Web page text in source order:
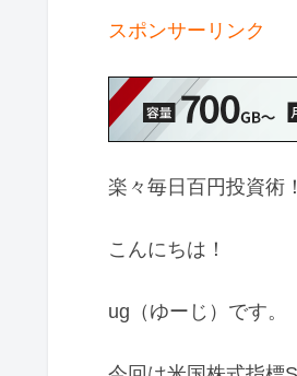
スポンサーリンク
楽々毎日百円投資術！
こんにちは！
ug（ゆーじ）です。